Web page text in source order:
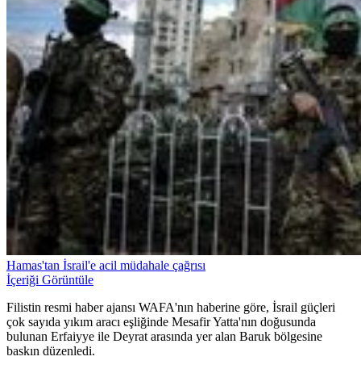
Hamas'tan İsrail'e acil müdahale çağrısı
İçeriği Görüntüle
Filistin resmi haber ajansı WAFA'nın haberine göre, İsrail güçleri
çok sayıda yıkım aracı eşliğinde Mesafir Yatta'nın doğusunda
bulunan Erfaiyye ile Deyrat arasında yer alan Baruk bölgesine
baskın düzenledi.